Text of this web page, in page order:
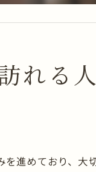
れる
進めており、